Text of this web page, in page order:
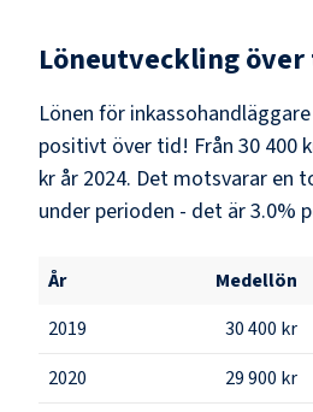
Löneutveckling
Lönen för
positivt över tid! Från 30 400
kr år 2024. Det motsvarar en
under perioden - det är 3.0%
År Medellön
2019
30 400 kr
2020
29 900 kr